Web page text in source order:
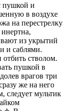
пушкой и
в воздухе
на перестрелку
из укрытий
и саблями.
стволом.
пушкой в
врагов три
же на него
следует мультик